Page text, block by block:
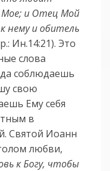
и Отец Мой
нему и обитель
Ин.14:21). Это
слова
соблюдаешь
свою
Ему себя
в
Святой Иоанн
любви,
к Богу, чтобы